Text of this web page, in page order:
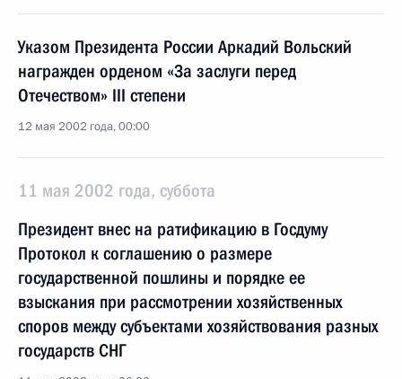
Указом Президента России Аркадий Вольский
награжден орденом «За заслуги перед
Отечеством» III степени
12 мая 2002 года, 00:00
11 мая 2002 года, суббота
Президент внес на ратификацию в Госдуму
Протокол к соглашению о размере
государственной пошлины и порядке ее
взыскания при рассмотрении хозяйственных
споров между субъектами хозяйствования разных
государств СНГ